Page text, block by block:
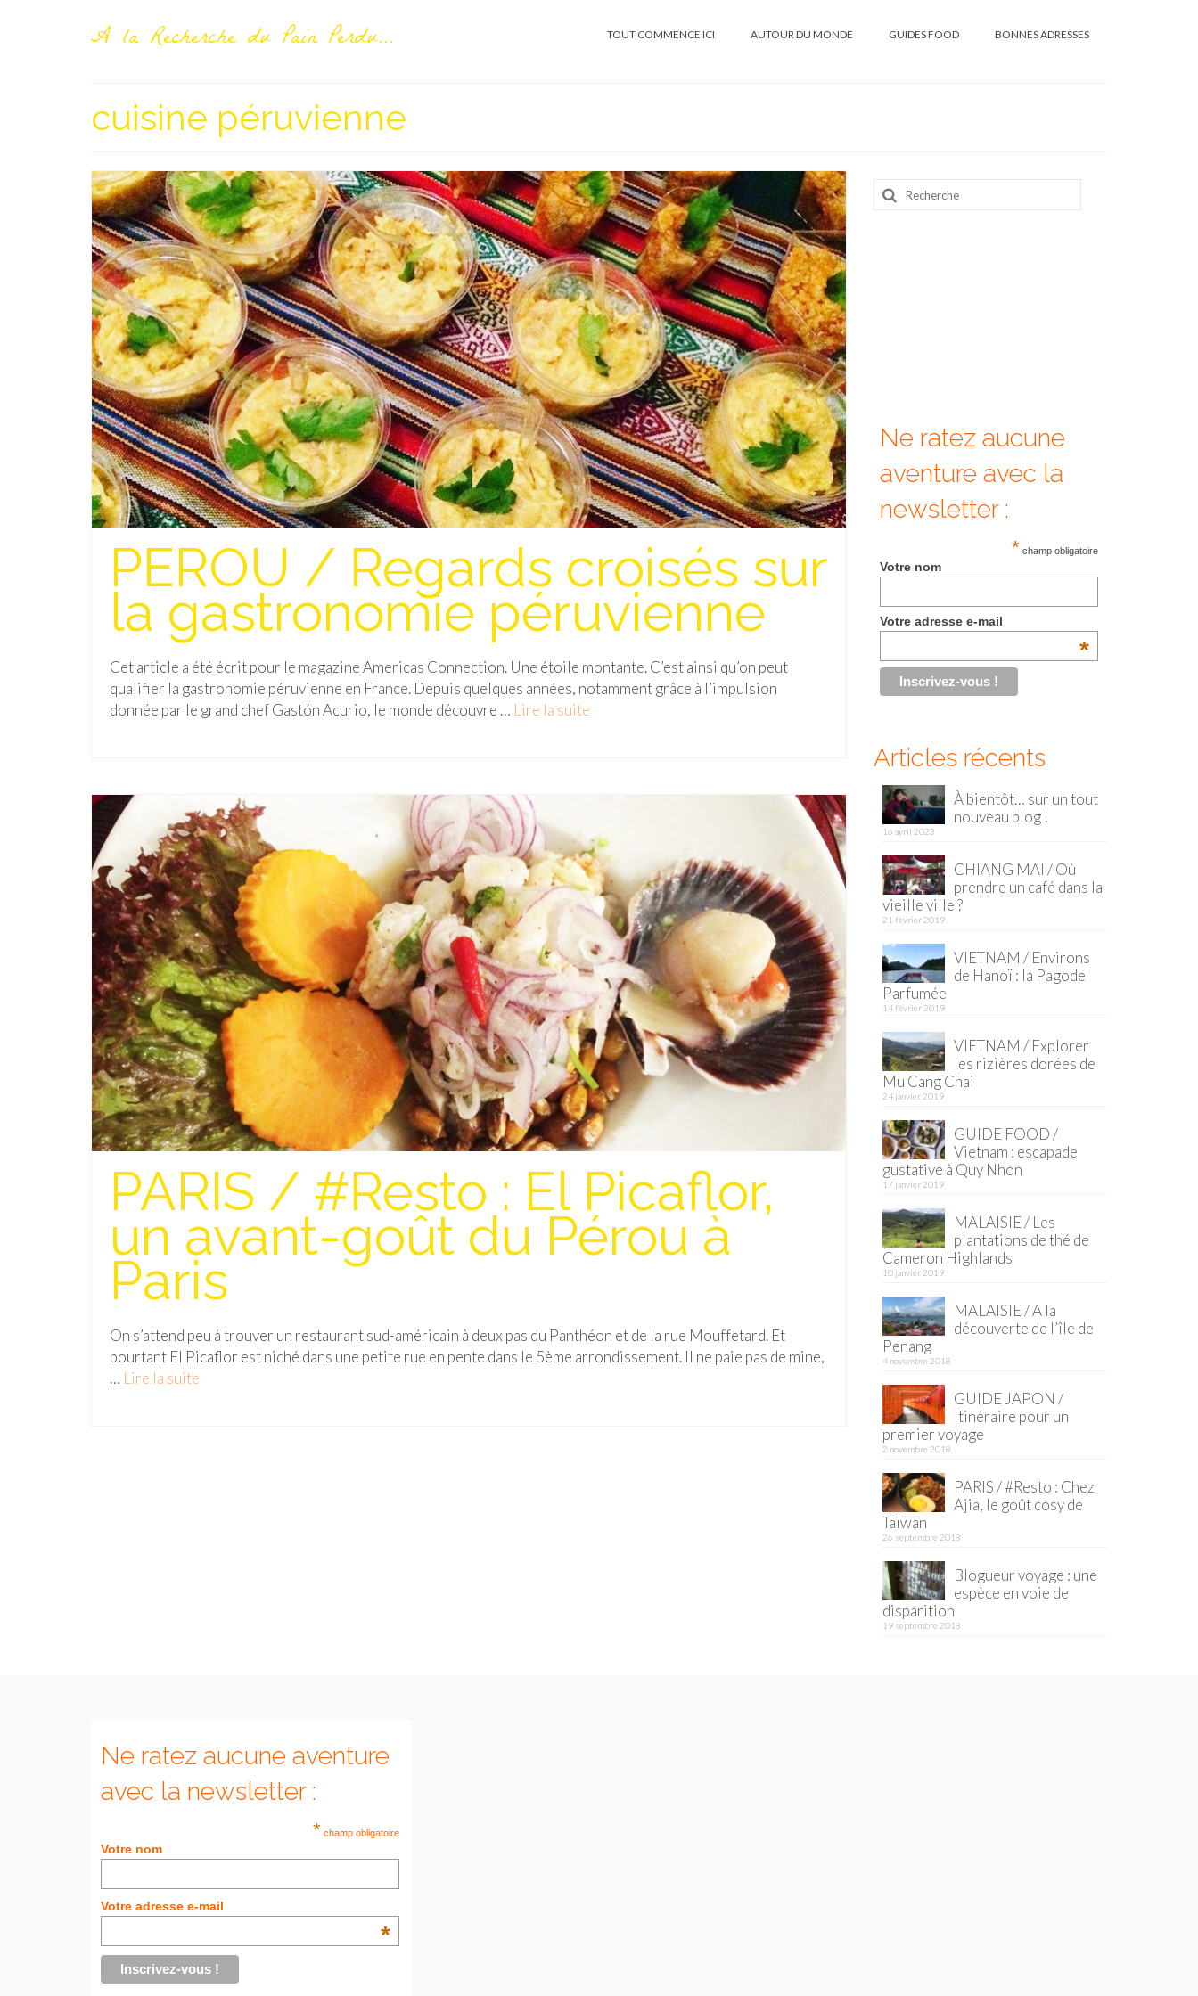
A la Recherche du Pain Perdu... TOUT COMMENCE ICI AUTOUR DU MONDE GUIDES FOOD BONNES ADRESSES
cuisine péruvienne
PEROU / Regards croisés sur
la gastronomie péruvienne
Cet article a été écrit pour le magazine Americas Connection. Une étoile montante. C’est ainsi qu’on peut
qualifier la gastronomie péruvienne en France. Depuis quelques années, notamment grâce à l’impulsion
donnée par le grand chef Gastón Acurio, le monde découvre … Lire la suite­­
PARIS / #Resto : El Picaflor,
un avant-goût du Pérou à
Paris
On s’attend peu à trouver un restaurant sud-américain à deux pas du Panthéon et de la rue Mouffetard. Et
pourtant El Picaflor est niché dans une petite rue en pente dans le 5ème arrondissement. Il ne paie pas de mine,
… Lire la suite­­
Rechercher
:
Ne ratez aucune
aventure avec la
newsletter :
* champ obligatoire
Votre nom
Votre adresse e-mail
*
Articles récents
À bientôt… sur un tout
nouveau blog !
16 avril 2023
CHIANG MAI / Où
prendre un café dans la
vieille ville ?
21 février 2019
VIETNAM / Environs
de Hanoï : la Pagode
Parfumée
14 février 2019
VIETNAM / Explorer
les rizières dorées de
Mu Cang Chai
24 janvier 2019
GUIDE FOOD /
Vietnam : escapade
gustative à Quy Nhon
17 janvier 2019
MALAISIE / Les
plantations de thé de
Cameron Highlands
10 janvier 2019
MALAISIE / A la
découverte de l’île de
Penang
4 novembre 2018
GUIDE JAPON /
Itinéraire pour un
premier voyage
2 novembre 2018
PARIS / #Resto : Chez
Ajia, le goût cosy de
Taïwan
26 septembre 2018
Blogueur voyage : une
espèce en voie de
disparition
19 septembre 2018
Ne ratez aucune aventure
avec la newsletter :
* champ obligatoire
Votre nom
Votre adresse e-mail
*